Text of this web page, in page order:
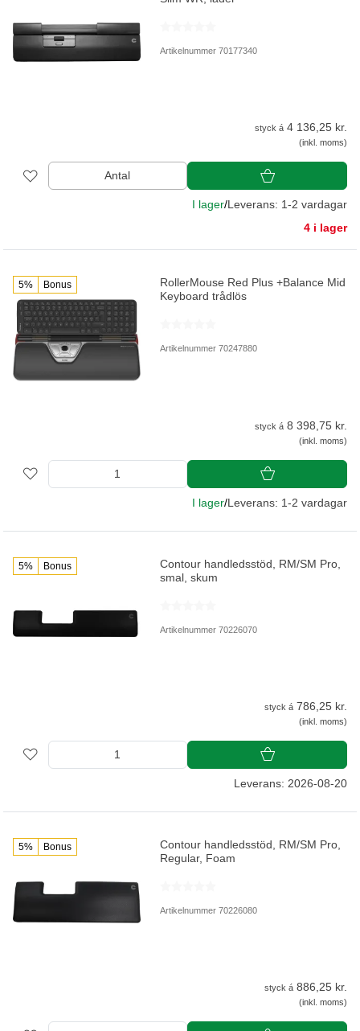
Artikelnummer 70177340
styck á 4 136,25 kr.
(inkl. moms)
Antal
I lager/Leverans: 1-2 vardagar
4 i lager
5% Bonus
RollerMouse Red Plus +Balance Mid
Keyboard trådlös
Artikelnummer 70247880
styck á 8 398,75 kr.
(inkl. moms)
I lager/Leverans: 1-2 vardagar
5% Bonus
Contour handledsstöd, RM/SM Pro,
smal, skum
Artikelnummer 70226070
styck á 786,25 kr.
(inkl. moms)
Leverans: 2026-08-20
5% Bonus
Contour handledsstöd, RM/SM Pro,
Regular, Foam
Artikelnummer 70226080
styck á 886,25 kr.
(inkl. moms)